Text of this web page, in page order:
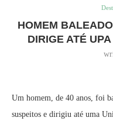
HOMEM
DIRIGE ATÉ
Um homem, de 40 anos, foi
suspeitos e dirigiu até uma